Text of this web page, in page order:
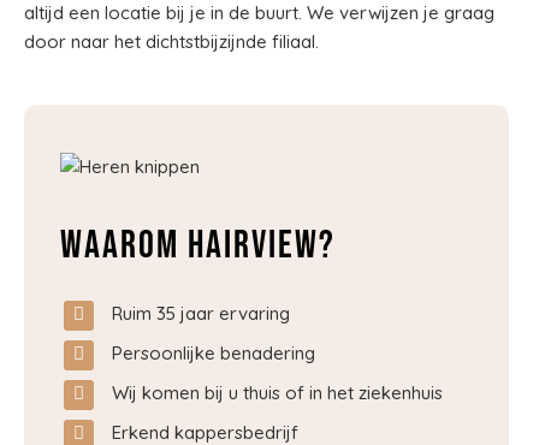
altijd een locatie bij je in de buurt. We verwijzen je graag
door naar het dichtstbijzijnde filiaal.
Waarom Hairview?
Ruim 35 jaar ervaring
Persoonlijke benadering
Wij komen bij u thuis of in het ziekenhuis
Erkend kappersbedrijf